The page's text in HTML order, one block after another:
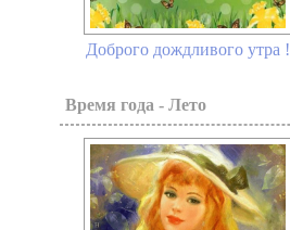
Доброго дождливого утра !
Время года - Лето